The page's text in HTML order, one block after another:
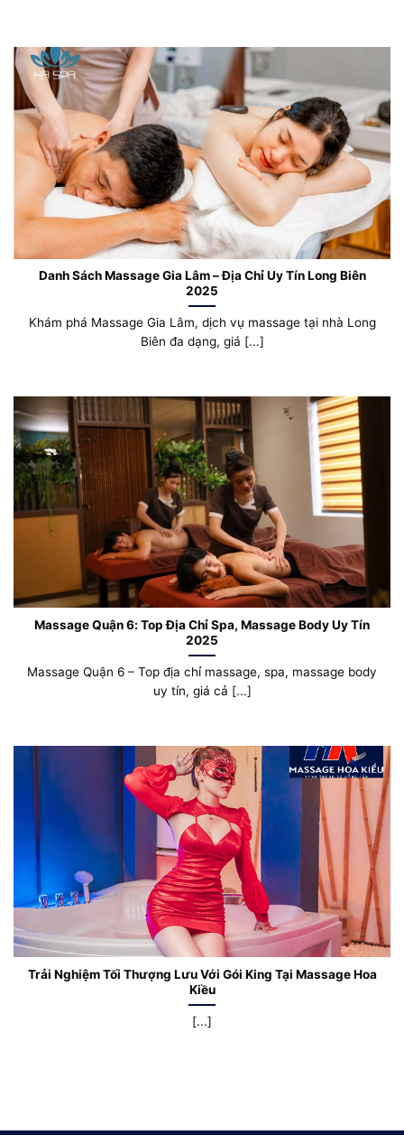
Danh Sách Massage Gia Lâm – Địa Chỉ Uy Tín Long Biên
2025
Khám phá Massage Gia Lâm, dịch vụ massage tại nhà Long
Biên đa dạng, giá [...]
Massage Quận 6: Top Địa Chỉ Spa, Massage Body Uy Tín
2025
Massage Quận 6 – Top địa chỉ massage, spa, massage body
uy tín, giá cả [...]
Trải Nghiệm Tối Thượng Lưu Với Gói King Tại Massage Hoa
Kiều
[...]